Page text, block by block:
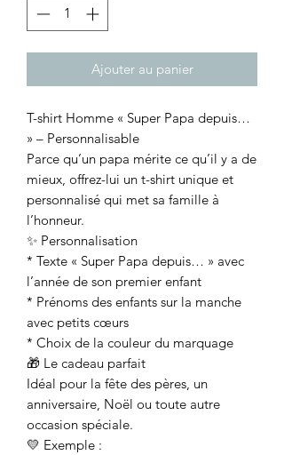
Ajouter au panier
T-shirt Homme « Super Papa depuis…
» – Personnalisable
Parce qu’un papa mérite ce qu’il y a de
mieux, offrez-lui un t-shirt unique et
personnalisé qui met sa famille à
l’honneur.
✨ Personnalisation
* Texte « Super Papa depuis… » avec
l’année de son premier enfant
* Prénoms des enfants sur la manche
avec petits cœurs
* Choix de la couleur du marquage
🎁 Le cadeau parfait
Idéal pour la fête des pères, un
anniversaire, Noël ou toute autre
occasion spéciale.
💛 Exemple :